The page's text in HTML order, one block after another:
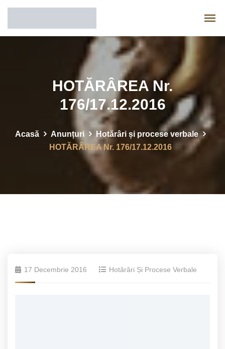
HOTĂRÂREA Nr.
176/17.12.2016
Acasă Anunțuri
Hotărâri și procese verbale
HOTĂRÂREA Nr. 176/17.12.2016
17 Decembrie 2016 Hotărâri Și Procese Verbale